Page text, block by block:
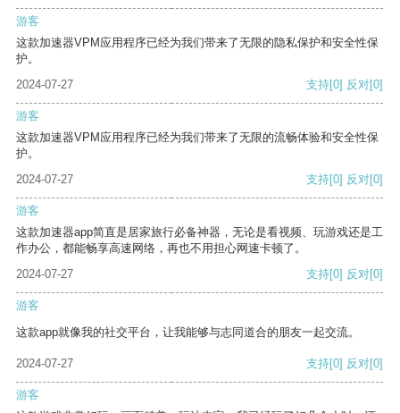
游客
这款加速器VPM应用程序已经为我们带来了无限的隐私保护和安全性保
护。
2024-07-27
支持[0] 反对[0]
游客
这款加速器VPM应用程序已经为我们带来了无限的流畅体验和安全性保
护。
2024-07-27
支持[0] 反对[0]
游客
这款加速器app简直是居家旅行必备神器，无论是看视频、玩游戏还是工
作办公，都能畅享高速网络，再也不用担心网速卡顿了。
2024-07-27
支持[0] 反对[0]
游客
这款app就像我的社交平台，让我能够与志同道合的朋友一起交流。
2024-07-27 支持[0] 反对[0]
游客